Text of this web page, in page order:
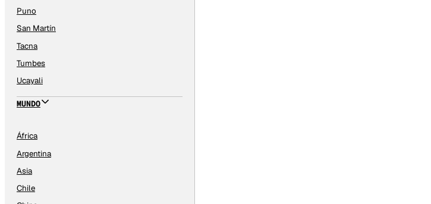
Puno
San Martín
Tacna
Tumbes
Ucayali
MUNDO
África
Argentina
Asia
Chile